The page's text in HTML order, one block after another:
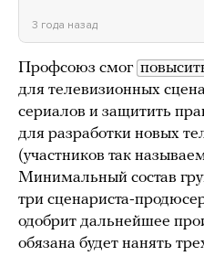
3 года назад
Профсоюз смог
для телевизионных
сериалов и защитить
для разработки новых
(участников так
Минимальный состав
три сценариста-
одобрит дальнейшее
обязана будет нанять